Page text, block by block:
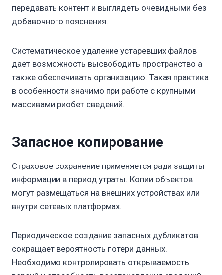
передавать контент и выглядеть очевидными без
добавочного пояснения.
Систематическое удаление устаревших файлов
дает возможность высвободить пространство а
также обеспечивать организацию. Такая практика
в особенности значимо при работе с крупными
массивами риобет сведений.
Запасное копирование
Страховое сохранение применяется ради защиты
информации в период утраты. Копии объектов
могут размещаться на внешних устройствах или
внутри сетевых платформах.
Периодическое создание запасных дубликатов
сокращает вероятность потери данных.
Необходимо контролировать открываемость